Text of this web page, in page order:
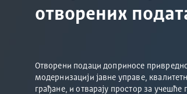
отворених
Отворени подаци доприносе
модернизацији јавне управе,
грађане, и отварају простор за учешће